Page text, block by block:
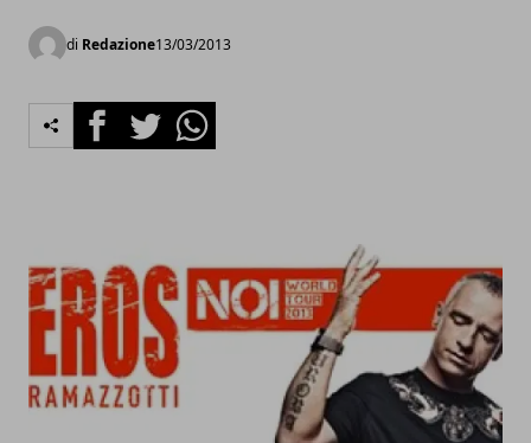
di Redazione13/03/2013
FacebookTwitterWhatsapp